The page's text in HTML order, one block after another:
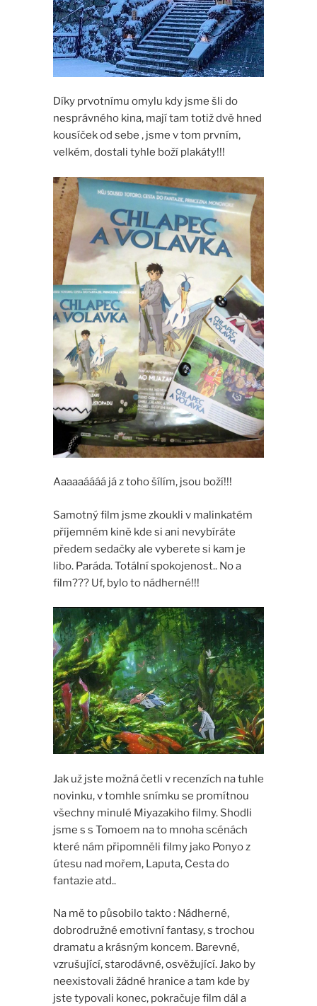
Díky prvotnímu omylu kdy jsme šli do
nesprávného kina, mají tam totiž dvě hned
kousíček od sebe , jsme v tom prvním,
velkém, dostali tyhle boží plakáty!!!
Aaaaaáááá já z toho šílím, jsou boží!!!
Samotný film jsme zkoukli v malinkatém
příjemném kině kde si ani nevybíráte
předem sedačky ale vyberete si kam je
libo. Paráda. Totální spokojenost.. No a
film??? Uf, bylo to nádherné!!!
Jak už jste možná četli v recenzích na tuhle
novinku, v tomhle snímku se promítnou
všechny minulé Miyazakiho filmy. Shodli
jsme s s Tomoem na to mnoha scénách
které nám připomněli filmy jako Ponyo z
útesu nad mořem, Laputa, Cesta do
fantazie atd..
Na mě to působilo takto : Nádherné,
dobrodružné emotivní fantasy, s trochou
dramatu a krásným koncem. Barevné,
vzrušující, starodávné, osvěžující. Jako by
neexistovali žádné hranice a tam kde by
jste typovali konec, pokračuje film dál a